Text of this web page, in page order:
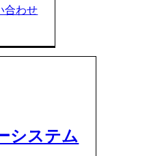
システム